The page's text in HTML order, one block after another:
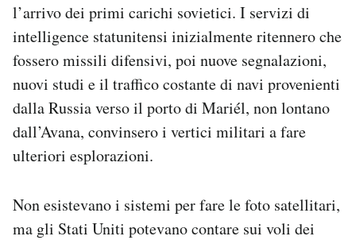
l’arrivo dei primi carichi sovietici. I servizi di
intelligence statunitensi inizialmente ritennero che
fossero missili difensivi, poi nuove segnalazioni,
nuovi studi e il traffico costante di navi provenienti
dalla Russia verso il porto di Mariél, non lontano
dall’Avana, convinsero i vertici militari a fare
ulteriori esplorazioni.
Non esistevano i sistemi per fare le foto satellitari,
ma gli Stati Uniti potevano contare sui voli dei